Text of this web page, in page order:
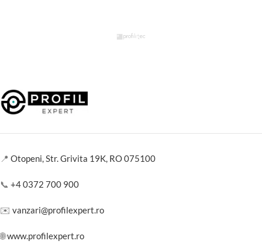
📍 Otopeni, Str. Grivita 19K, RO 075100
📞 +4 0372 700 900
✉️ vanzari@profilexpert.ro
🌐www.profilexpert.ro